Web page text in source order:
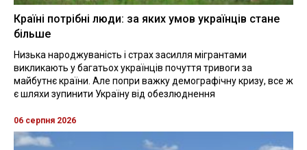
Країні потрібні люди: за яких умов українців стане
більше
Низька народжуваність і страх засилля мігрантами
викликають у багатьох українців почуття тривоги за
майбутнє країни. Але попри важку демографічну кризу, все ж
є шляхи зупинити Україну від обезлюднення
06 серпня 2026